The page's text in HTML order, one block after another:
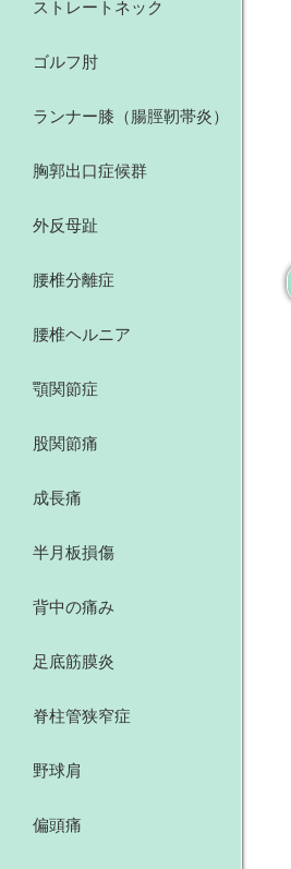
ストレートネック
ゴルフ肘
ランナー膝（腸脛靭帯炎）
胸郭出口症候群
外反母趾
腰椎分離症
腰椎ヘルニア
顎関節症
股関節痛
成長痛
半月板損傷
背中の痛み
足底筋膜炎
脊柱管狭窄症
野球肩
偏頭痛